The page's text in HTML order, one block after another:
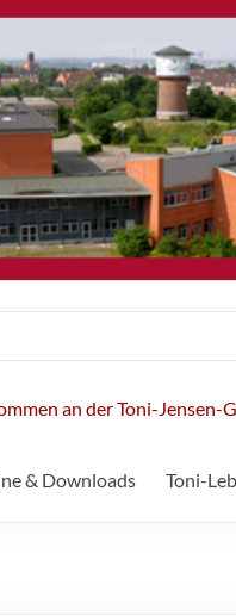
an der Toni-Jensen-
& Downloads Toni-